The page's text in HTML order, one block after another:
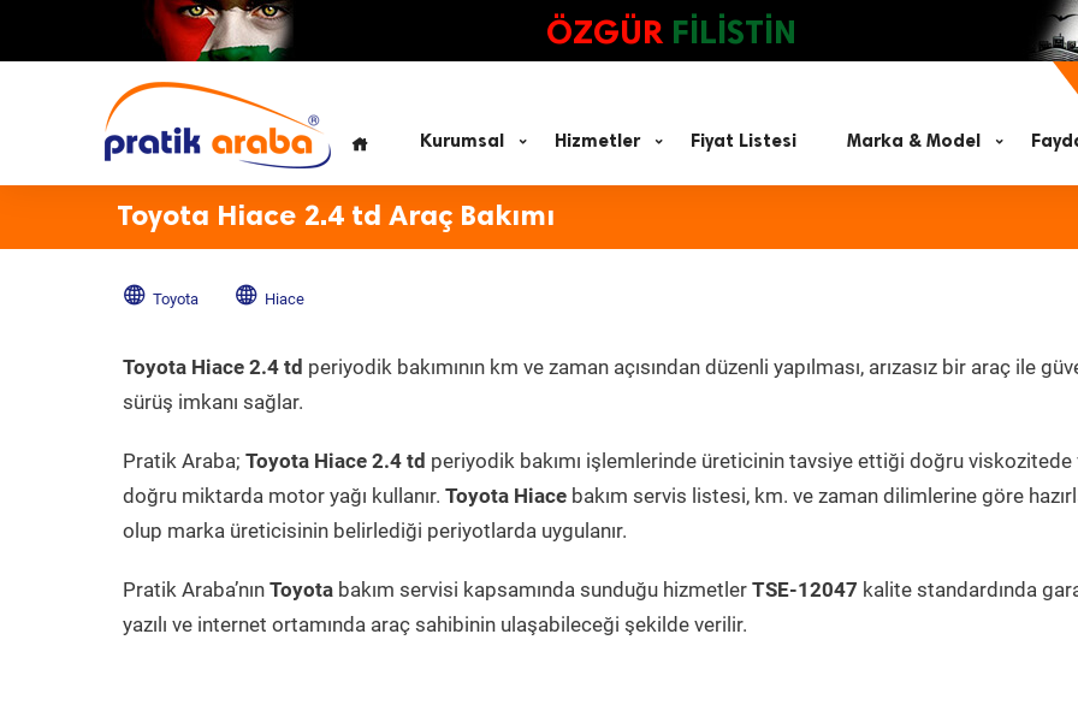
ÖZGÜR FİLİSTİN
Kurumsal Hizmetler Fiyat Listesi Marka & Model
Toyota Hiace 2.4 td Araç Bakımı
Toyota Hiace
Toyota Hiace 2.4 td periyodik bakımının km ve zaman açısından düzenli yapılması, arızasız bir araç ile
sürüş imkanı sağlar.
Pratik Araba; Toyota Hiace 2.4 td periyodik bakımı işlemlerinde üreticinin tavsiye ettiği doğru viskozitede
doğru miktarda motor yağı kullanır. Toyota Hiace bakım servis listesi, km. ve zaman dilimlerine göre
olup marka üreticisinin belirlediği periyotlarda uygulanır.
Pratik Araba’nın Toyota bakım servisi kapsamında sunduğu hizmetler TSE-12047 kalite standardında
yazılı ve internet ortamında araç sahibinin ulaşabileceği şekilde verilir.